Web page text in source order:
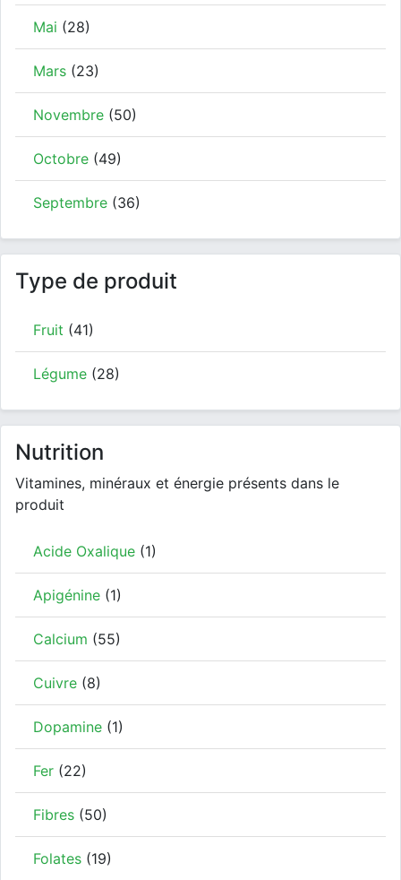
Mai (28)
Mars (23)
Novembre (50)
Octobre (49)
Septembre (36)
Type de produit
Fruit (41)
Légume (28)
Nutrition
Vitamines, minéraux et énergie présents dans le
produit
Acide Oxalique (1)
Apigénine (1)
Calcium (55)
Cuivre (8)
Dopamine (1)
Fer (22)
Fibres (50)
Folates (19)